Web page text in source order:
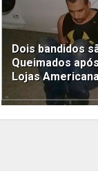
Dois bandidos
Queimados
Lojas